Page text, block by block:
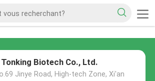
Biotech Co., Ltd.
Jinye Road, High-tech Zone, Xi'an